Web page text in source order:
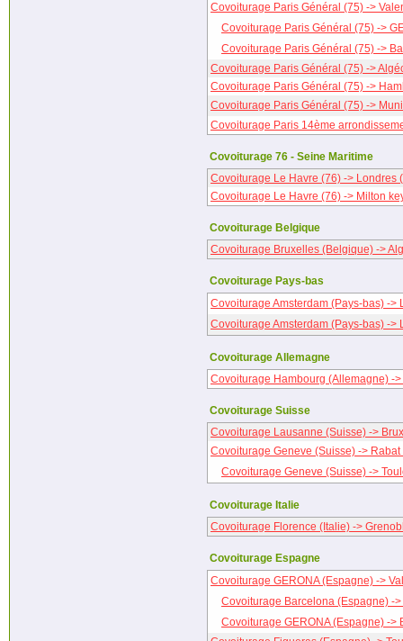
Covoiturage Paris Général (75) ->
Covoiturage Paris Général (75) ->
Covoiturage Paris Général (75) ->
Covoiturage Paris Général (75) ->
Covoiturage Paris Général (75) ->
Covoiturage Paris Général (75) ->
Covoiturage Paris 14ème
Covoiturage 76 - Seine Maritime
Covoiturage Le Havre (76) -> Londres
Covoiturage Le Havre (76) -> Milton
Covoiturage Belgique
Covoiturage Bruxelles (Belgique) ->
Covoiturage Pays-bas
Covoiturage Amsterdam (Pays-bas) ->
Covoiturage Amsterdam (Pays-bas) ->
Covoiturage Allemagne
Covoiturage Hambourg (Allemagne) -
Covoiturage Suisse
Covoiturage Lausanne (Suisse) ->
Covoiturage Geneve (Suisse) -> Rabat
Covoiturage Geneve (Suisse) ->
Covoiturage Italie
Covoiturage Florence (Italie) ->
Covoiturage Espagne
Covoiturage GERONA (Espagne) ->
Covoiturage Barcelona (Espagne) -
Covoiturage GERONA (Espagne) ->